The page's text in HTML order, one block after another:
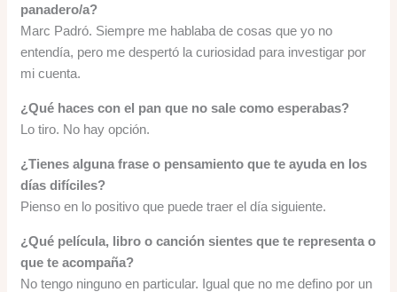
panadero/a?
Marc Padró. Siempre me hablaba de cosas que yo no
entendía, pero me despertó la curiosidad para investigar por
mi cuenta.
¿Qué haces con el pan que no sale como esperabas?
Lo tiro. No hay opción.
¿Tienes alguna frase o pensamiento que te ayuda en los
días difíciles?
Pienso en lo positivo que puede traer el día siguiente.
¿Qué película, libro o canción sientes que te representa o
que te acompaña?
No tengo ninguno en particular. Igual que no me defino por un